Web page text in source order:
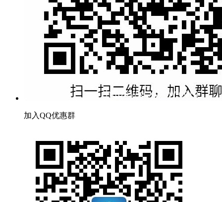
加入QQ优惠群